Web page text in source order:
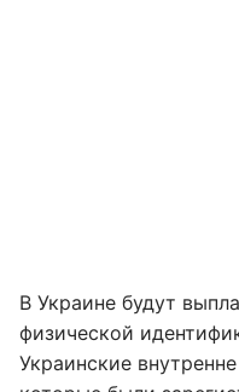
В Украине будут
физической
Украинские